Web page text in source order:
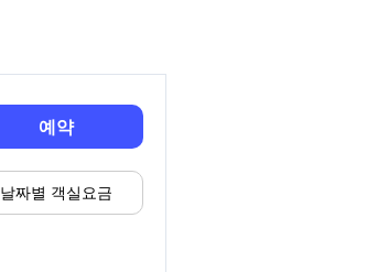
예약
날짜별 객실요금